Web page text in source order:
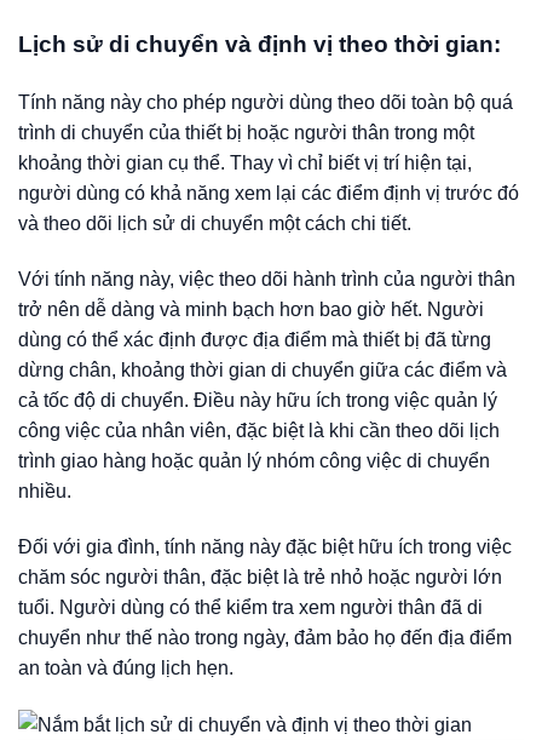
Lịch sử di chuyển và định vị theo thời gian:
Tính năng này cho phép người dùng theo dõi toàn bộ quá
trình di chuyển của thiết bị hoặc người thân trong một
khoảng thời gian cụ thể. Thay vì chỉ biết vị trí hiện tại,
người dùng có khả năng xem lại các điểm định vị trước đó
và theo dõi lịch sử di chuyển một cách chi tiết.
Với tính năng này, việc theo dõi hành trình của người thân
trở nên dễ dàng và minh bạch hơn bao giờ hết. Người
dùng có thể xác định được địa điểm mà thiết bị đã từng
dừng chân, khoảng thời gian di chuyển giữa các điểm và
cả tốc độ di chuyển. Điều này hữu ích trong việc quản lý
công việc của nhân viên, đặc biệt là khi cần theo dõi lịch
trình giao hàng hoặc quản lý nhóm công việc di chuyển
nhiều.
Đối với gia đình, tính năng này đặc biệt hữu ích trong việc
chăm sóc người thân, đặc biệt là trẻ nhỏ hoặc người lớn
tuổi. Người dùng có thể kiểm tra xem người thân đã di
chuyển như thế nào trong ngày, đảm bảo họ đến địa điểm
an toàn và đúng lịch hẹn.